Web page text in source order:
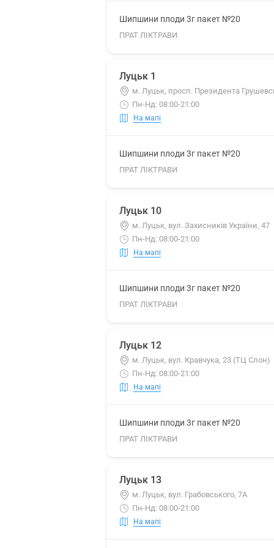
Шипшини плоди 3г пакет №20
ПРАТ ЛІКТРАВИ
Луцьк 1
м. Луцьк, просп. Президента
Пн-Нд: 08:00-21:00
На мапі
Шипшини плоди 3г пакет №20
ПРАТ ЛІКТРАВИ
Луцьк 10
м. Луцьк, вул. Захисників України, 47
Пн-Нд: 08:00-21:00
На мапі
Шипшини плоди 3г пакет №20
ПРАТ ЛІКТРАВИ
Луцьк 12
м. Луцьк, вул. Кравчука, 23 (ТЦ Слон)
Пн-Нд: 08:00-21:00
На мапі
Шипшини плоди 3г пакет №20
ПРАТ ЛІКТРАВИ
Луцьк 13
м. Луцьк, вул. Грабовського, 7А
Пн-Нд: 08:00-21:00
На мапі